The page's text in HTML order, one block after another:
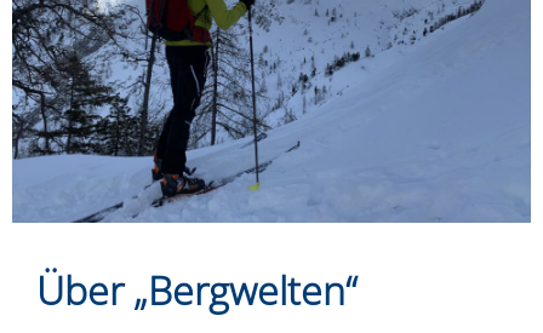
Über „Bergwelten“